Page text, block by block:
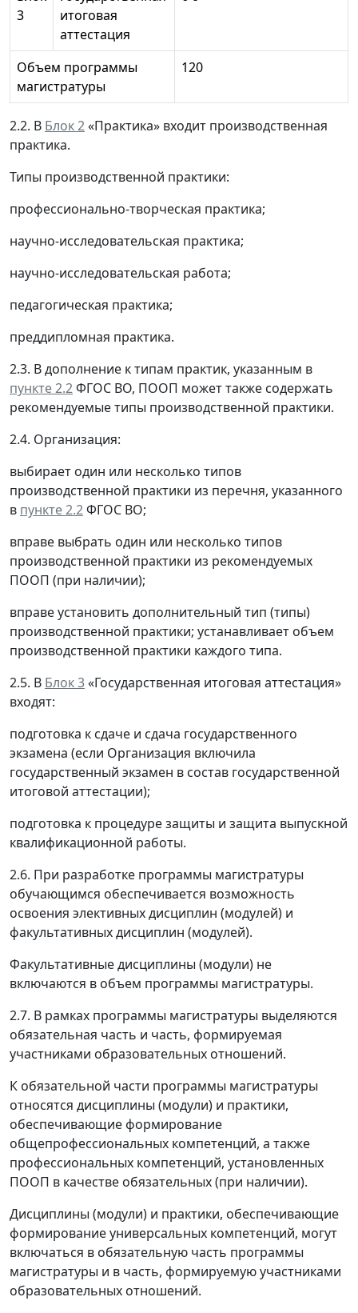
3
итоговая
аттестация
Объем программы
магистратуры
120
2.2. В Блок 2«Практика» входит производственная
практика.
Типы производственной практики:
профессионально-творческая практика;
научно-исследовательская практика;
научно-исследовательская работа;
педагогическая практика;
преддипломная практика.
2.3. В дополнение к типам практик, указанным в
пункте 2.2ФГОС ВО, ПООП может также содержать
рекомендуемые типы производственной практики.
2.4. Организация:
выбирает один или несколько типов
производственной практики из перечня, указанного
в пункте 2.2ФГОС ВО;
вправе выбрать один или несколько типов
производственной практики из рекомендуемых
ПООП (при наличии);
вправе установить дополнительный тип (типы)
производственной практики; устанавливает объем
производственной практики каждого типа.
2.5. В Блок 3«Государственная итоговая аттестация»
входят:
подготовка к сдаче и сдача государственного
экзамена (если Организация включила
государственный экзамен в состав государственной
итоговой аттестации);
подготовка к процедуре защиты и защита выпускной
квалификационной работы.
2.6. При разработке программы магистратуры
обучающимся обеспечивается возможность
освоения элективных дисциплин (модулей) и
факультативных дисциплин (модулей).
Факультативные дисциплины (модули) не
включаются в объем программы магистратуры.
2.7. В рамках программы магистратуры выделяются
обязательная часть и часть, формируемая
участниками образовательных отношений.
К обязательной части программы магистратуры
относятся дисциплины (модули) и практики,
обеспечивающие формирование
общепрофессиональных компетенций, а также
профессиональных компетенций, установленных
ПООП в качестве обязательных (при наличии).
Дисциплины (модули) и практики, обеспечивающие
формирование универсальных компетенций, могут
включаться в обязательную часть программы
магистратуры и в часть, формируемую участниками
образовательных отношений.